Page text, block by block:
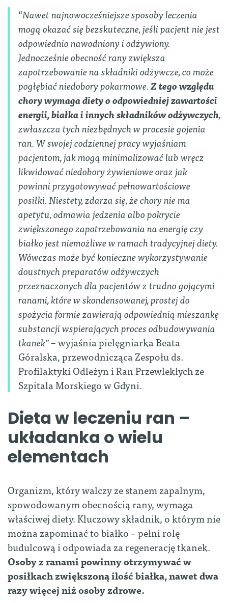
“Nawet najnowocześniejsze sposoby leczenia
mogą okazać się bezskuteczne, jeśli pacjent nie jest
odpowiednio nawodniony i odżywiony.
Jednocześnie obecność rany zwiększa
zapotrzebowanie na składniki odżywcze, co może
pogłębiać niedobory pokarmowe.Z tego względu
chory wymaga diety o odpowiedniej zawartości
energii, białka i innych składników odżywczych,
zwłaszcza tych niezbędnych w procesie gojenia
ran. W swojej codziennej pracy wyjaśniam
pacjentom, jak mogą minimalizować lub wręcz
likwidować niedobory żywieniowe oraz jak
powinni przygotowywać pełnowartościowe
posiłki. Niestety, zdarza się, że chory nie ma
apetytu, odmawia jedzenia albo pokrycie
zwiększonego zapotrzebowania na energię czy
białko jest niemożliwe w ramach tradycyjnej diety.
Wówczas może być konieczne wykorzystywanie
doustnych preparatów odżywczych
przeznaczonych dla pacjentów z trudno gojącymi
ranami, które w skondensowanej, prostej do
spożycia formie zawierają odpowiednią mieszankę
substancji wspierających proces odbudowywania
tkanek”– wyjaśnia pielęgniarka Beata
Góralska, przewodnicząca Zespołu ds.
Profilaktyki Odleżyn i Ran Przewlekłych ze
Szpitala Morskiego w Gdyni.
Dieta w leczeniu ran –
układanka o wielu
elementach
Organizm, który walczy ze stanem zapalnym,
spowodowanym obecnością rany, wymaga
właściwej diety. Kluczowy składnik, o którym nie
można zapominać to białko–pełni rolę
budulcową i odpowiada za regenerację tkanek.
Osoby z ranami powinny otrzymywać w
posiłkach zwiększoną ilość białka, nawet dwa
razy więcej niż osoby zdrowe.